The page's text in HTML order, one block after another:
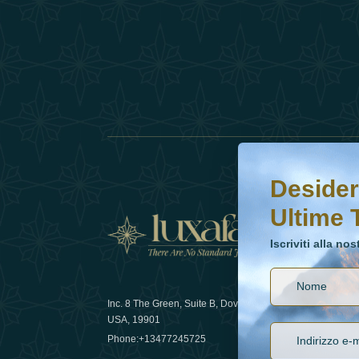
Inc. 8 The Green, Suite B, Dover, DE
USA, 19901
Phone:+13477245725
Come la
lusso nel
Desideri saperne di
Iscriviti alla nostra
Ultime
Iscriviti alla